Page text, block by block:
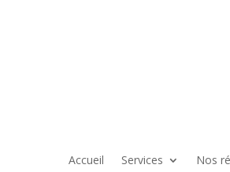
Accueil Services Nos